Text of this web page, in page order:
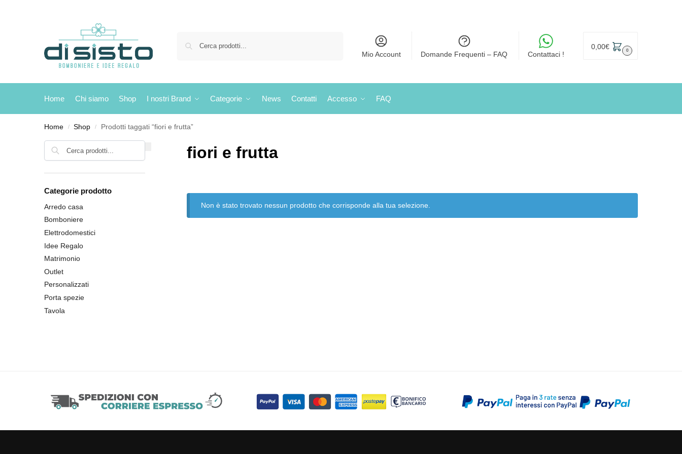
Mio Account Domande Frequenti – FAQ Contattaci !
0,00€ 0
Home Chi siamo Shop I nostri Brand Categorie News Contatti Accesso FAQ
Home / Shop / Prodotti taggati “fiori e frutta”
fiori e frutta
Non è stato trovato nessun prodotto che corrisponde alla tua selezione.
Categorie prodotto
Arredo casa
Bomboniere
Elettrodomestici
Idee Regalo
Matrimonio
Outlet
Personalizzati
Porta spezie
Tavola